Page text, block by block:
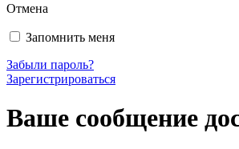
Отмена
Запомнить меня
Забыли пароль?
Зарегистрироваться
Ваше сообщение